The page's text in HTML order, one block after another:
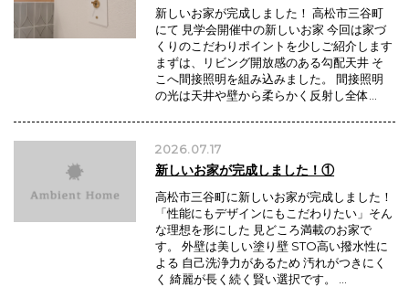
新しいお家が完成しました！ 高松市三谷町
にて 見学会開催中の新しいお家 今回は家づ
くりのこだわりポイントを少しご紹介します
まずは、リビング開放感のある勾配天井 そ
こへ間接照明を組み込みました。 間接照明
の光は天井や壁から柔らかく反射し全体…
2026.07.17
新しいお家が完成しました！①
高松市三谷町に新しいお家が完成しました！
「性能にもデザインにもこだわりたい」そん
な理想を形にした 見どころ満載のお家で
す。 外壁は美しい塗り壁 STO高い撥水性に
よる 自己洗浄力があるため 汚れがつきにく
く 綺麗が長く続く賢い選択です。 …